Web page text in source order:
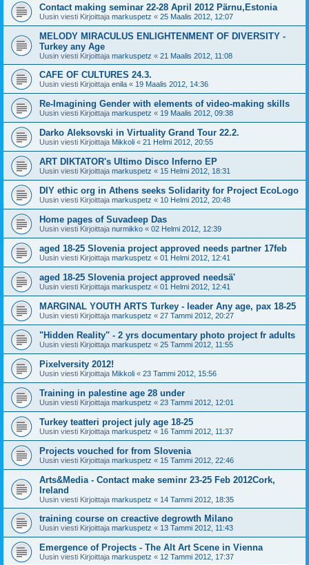
Contact making seminar 22-28 April 2012 Pärnu,Estonia
Uusin viesti Kirjoittaja markuspetz « 25 Maalis 2012, 12:07
MELODY MIRACULUS ENLIGHTENMENT OF DIVERSITY -
Turkey any Age
Uusin viesti Kirjoittaja markuspetz « 21 Maalis 2012, 11:08
CAFE OF CULTURES 24.3.
Uusin viesti Kirjoittaja enila « 19 Maalis 2012, 14:36
Re-Imagining Gender with elements of video-making skills
Uusin viesti Kirjoittaja markuspetz « 19 Maalis 2012, 09:38
Darko Aleksovski in Virtuality Grand Tour 22.2.
Uusin viesti Kirjoittaja Mikkoli « 21 Helmi 2012, 20:55
ART DIKTATOR's Ultimo Disco Inferno EP
Uusin viesti Kirjoittaja markuspetz « 15 Helmi 2012, 18:31
DIY ethic org in Athens seeks Solidarity for Project EcoLogo
Uusin viesti Kirjoittaja markuspetz « 10 Helmi 2012, 20:48
Home pages of Suvadeep Das
Uusin viesti Kirjoittaja nurmikko « 02 Helmi 2012, 12:39
aged 18-25 Slovenia project approved needs partner 17feb
Uusin viesti Kirjoittaja markuspetz « 01 Helmi 2012, 12:41
aged 18-25 Slovenia project approved needsä'
Uusin viesti Kirjoittaja markuspetz « 01 Helmi 2012, 12:41
MARGINAL YOUTH ARTS Turkey - leader Any age, pax 18-25
Uusin viesti Kirjoittaja markuspetz « 27 Tammi 2012, 20:27
"Hidden Reality" - 2 yrs documentary photo project fr adults
Uusin viesti Kirjoittaja markuspetz « 25 Tammi 2012, 11:55
Pixelversity 2012!
Uusin viesti Kirjoittaja Mikkoli « 23 Tammi 2012, 15:56
Training in palestine age 28 under
Uusin viesti Kirjoittaja markuspetz « 23 Tammi 2012, 12:01
Turkey teatteri project july age 18-25
Uusin viesti Kirjoittaja markuspetz « 16 Tammi 2012, 11:37
Projects vouched for from Slovenia
Uusin viesti Kirjoittaja markuspetz « 15 Tammi 2012, 22:46
Arts&Media - Contact make seminr 23-25 Feb 2012Cork,
Ireland
Uusin viesti Kirjoittaja markuspetz « 14 Tammi 2012, 18:35
training course on creactive degrowth Milano
Uusin viesti Kirjoittaja markuspetz « 13 Tammi 2012, 11:43
Emergence of Projects - The Alt Art Scene in Vienna
Uusin viesti Kirjoittaja markuspetz « 12 Tammi 2012, 17:37